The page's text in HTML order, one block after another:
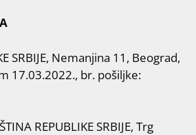
SRBIJE, Nemanjina 11, Beograd,
17.03.2022., br. pošiljke:
REPUBLIKE SRBIJE, Trg